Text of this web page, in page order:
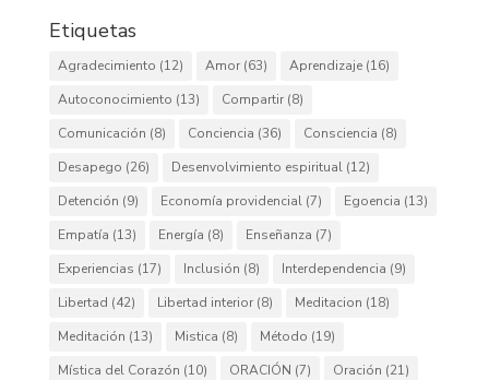
Etiquetas
Agradecimiento (12) Amor(63) Aprendizaje(16)
Autoconocimiento (13) Compartir(8)
Comunicación (8) Conciencia (36) Consciencia (8)
Desapego (26) Desenvolvimiento espiritual(12)
Detención (9) Economía providencial(7) Egoencia (13)
Empatía (13) Energía (8) Enseñanza (7)
Experiencias (17) Inclusión (8) Interdependencia (9)
Libertad (42) Libertad interior(8) Meditacion (18)
Meditación (13) Mistica (8) Método (19)
Mística del Corazón (10) ORACIÓN (7) Oración (21)